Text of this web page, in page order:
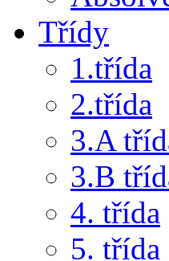
Třídy
1.třída
2.třída
3.A
3.B
4. třída
5. třída